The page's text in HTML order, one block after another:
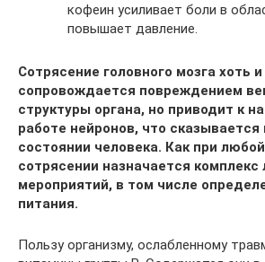
кофеин усиливает боли в
повышает давление.
Сотрясение головного мозга хоть и
сопровождается повреждением
структуры органа, но приводит к
работе нейронов, что
состоянии человека. Как при
сотрясении назначается комплекс
мероприятий, в том числе
питания.
Пользу организму, ослабленному